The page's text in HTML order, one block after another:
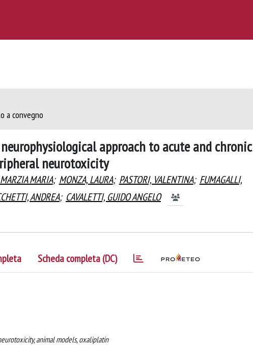
a convegno
approach to acute and chronic
neurotoxicity
MARIA; MONZA, LAURA; PASTORI, VALENTINA; FUMAGALLI,
ANDREA; CAVALETTI, GUIDO ANGELO
Scheda completa (DC)
animal models, oxaliplatin